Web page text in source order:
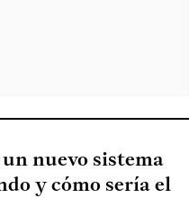
nuevo sistema
y cómo sería el